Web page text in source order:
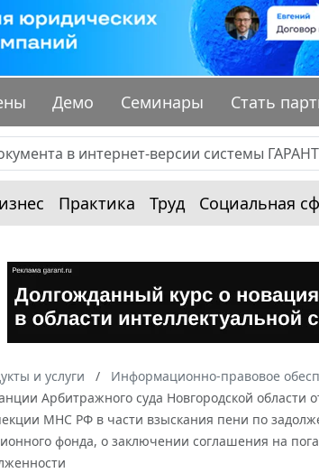
Демо Семинары Стать
Практика Труд Социальная
и услуги Информационно-правовое
Арбитражного суда Новгородской
МНС РФ в части взыскания пени по
фонда, о заключении соглашения на